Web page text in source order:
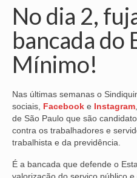
DIRETORIA
ESTATUTO
LOCALIZAÇÃO
QUEM SOMOS
NOSSA HISTÓRIA
SUBSEDES
No dia 2,
bancada do
Mínimo!
Nas últimas semanas o
sociais, Facebook e Instagram
de São Paulo que são
contra os trabalhadores e
trabalhista e da previdência.
É a bancada que defende o